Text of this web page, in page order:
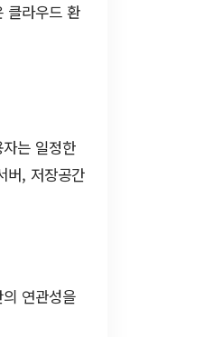
클라우드 환
는 일정한
버, 저장공간
연관성을